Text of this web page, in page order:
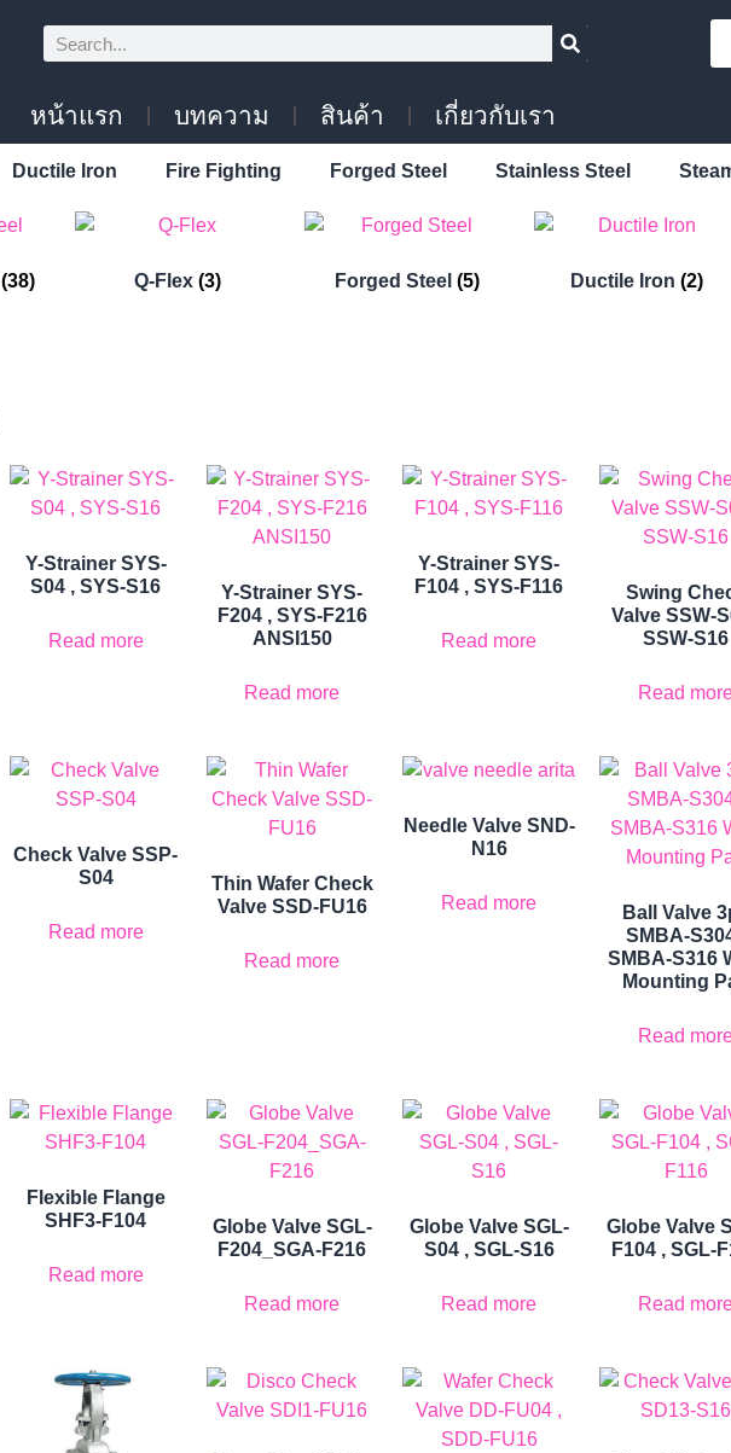
หน้าแรก บทความ สินค้า เกี่ยวกับเรา
Ductile Iron Fire Fighting Forged Steel Stainless Steel
(38) Q-Flex (3) Forged Steel (5) Ductile Iron (2)
Y-Strainer SYS-
S04 , SYS-S16
Read more
Y-Strainer SYS-
F204 , SYS-F216
ANSI150
Read more
Y-Strainer SYS-
F104 , SYS-F116
Read more
Swing
Valve SSW-
SSW-S16
Read
Check Valve SSP-
S04
Read more
Thin Wafer Check
Valve SSD-FU16
Read more
Needle Valve SND-
N16
Read more
Ball Valve
SMBA-
SMBA-S316
Mounting
Read
Flexible Flange
SHF3-F104
Read more
Globe Valve SGL-
F204_SGA-F216
Read more
Globe Valve SGL-
S04 , SGL-S16
Read more
Globe Valve
F104 , SGL-
Read